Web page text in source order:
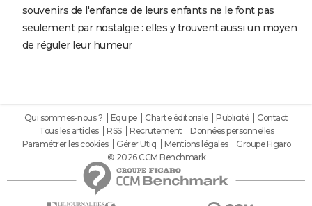
souvenirs de l'enfance de leurs enfants ne le font pas
seulement par nostalgie : elles y trouvent aussi un moyen
de réguler leur humeur
Qui sommes-nous ? Equipe Charte éditoriale Publicité
Contact
Tous les articles
RSS Recrutement
Données personnelles
Paramétrer les cookies
Gérer Utiq Mentions légales
Groupe Figaro
© 2026 CCM Benchmark